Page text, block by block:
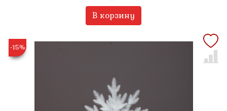
В корзину
-15%